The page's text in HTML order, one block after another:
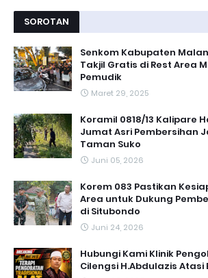
SOROTAN
Senkom Kabupaten
Takjil Gratis di Rest Area
Pemudik
Maret 29, 2025
Koramil 0818/13 Kalipare
Jumat Asri Pembersihan
Taman Suko
Juni 05, 2026
Korem 083 Pastikan
Area untuk Dukung
di Situbondo
Juni 24, 2026
Hubungi Kami Klinik
Cilengsi H.Abdulazis Atasi